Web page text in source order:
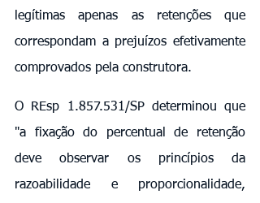
legítimas apenas as retenções que
correspondam a prejuízos efetivamente
comprovados pela construtora.
O REsp 1.857.531/SP determinou que
"a fixação do percentual de retenção
deve observar os princípios da
razoabilidade e proporcionalidade,